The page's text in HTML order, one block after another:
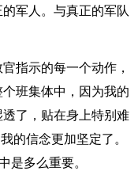
军人。与真正的军队
指示的每一个动作，
班集体中，因为我的
了，贴在身上特别难
的信念更加坚定了。
是多么重要。